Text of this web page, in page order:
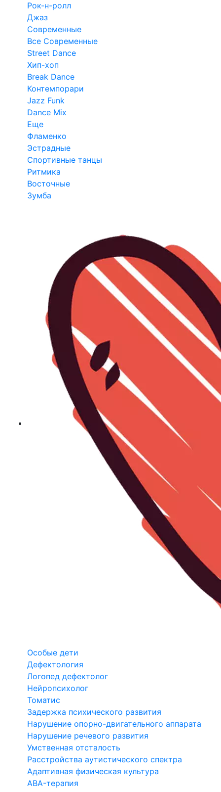
Рок-н-ролл
Джаз
Современные
Все Современные
Street Dance
Хип-хоп
Break Dance
Контемпорари
Jazz Funk
Dance Mix
Еще
Фламенко
Эстрадные
Спортивные танцы
Ритмика
Восточные
Зумба
Особые дети
Дефектология
Логопед дефектолог
Нейропсихолог
Томатис
Задержка психического развития
Нарушение опорно-двигательного аппарата
Нарушение речевого развития
Умственная отсталость
Расстройства аутистического спектра
Адаптивная физическая культура
ABA-терапия